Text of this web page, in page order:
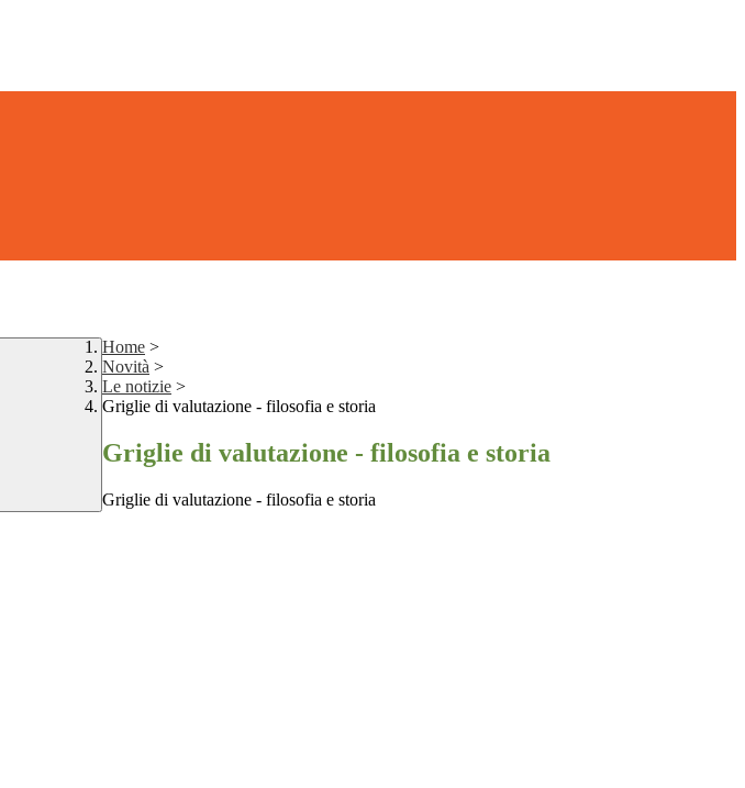
Home >
Novità >
Le notizie >
Griglie di valutazione - filosofia e storia
Griglie di valutazione - filosofia e storia
Griglie di valutazione - filosofia e storia